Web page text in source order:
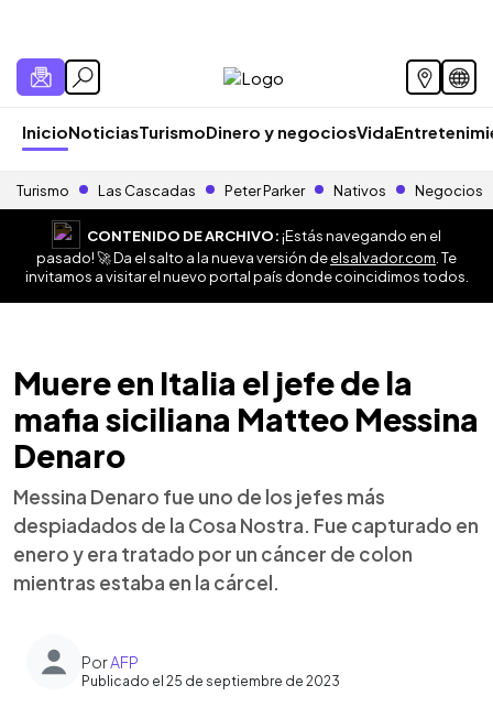
InicioNoticiasTurismoDinero y negociosVida
Turismo Las Cascadas Peter Parker Nativos Negocios
CONTENIDO DE ARCHIVO:¡Estás navegando en el
pasado! 🚀 Da el salto a la nueva versión deelsalvador.com . Te
invitamos a visitar el nuevo portal país donde coincidimos todos.
Muere en Italia el jefe de la
mafia siciliana Matteo Messina
Denaro
Messina Denaro fue uno de los jefes más
despiadados de la Cosa Nostra. Fue capturado en
enero y era tratado por un cáncer de colon
mientras estaba en la cárcel.
PorAFP
Publicado el 25 de septiembre de 2023